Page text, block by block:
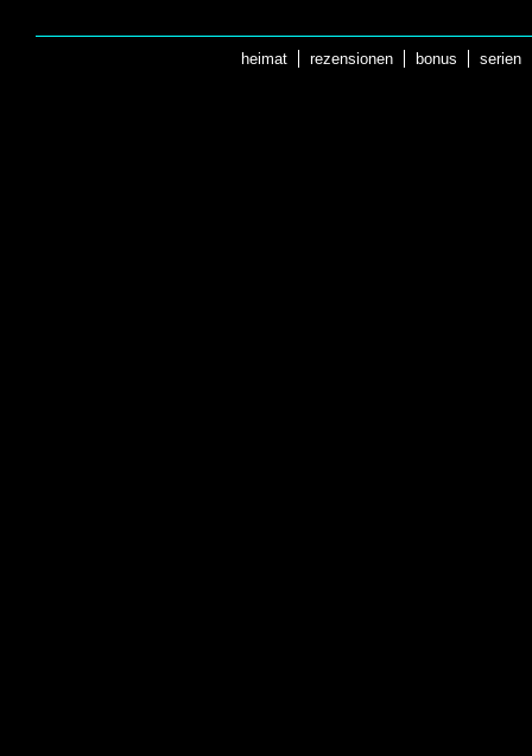
heimat rezensionen bonus serien